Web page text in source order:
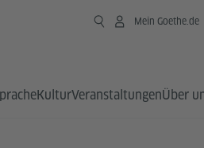
Mein Goethe.de
KulturVeranstaltungenÜber